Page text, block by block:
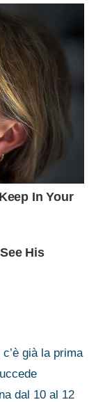
già la prima
dal 10 al 12